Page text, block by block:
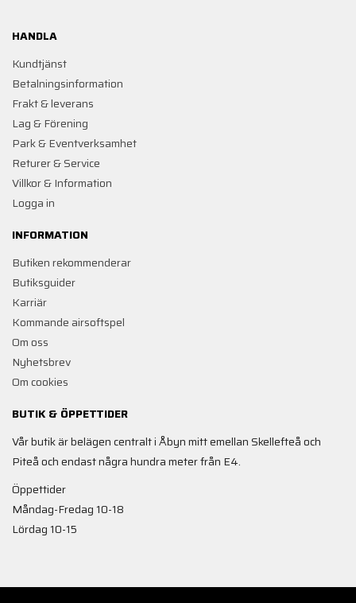
HANDLA
Kundtjänst
Betalningsinformation
Frakt & leverans
Lag & Förening
Park & Eventverksamhet
Returer & Service
Villkor & Information
Logga in
INFORMATION
Butiken rekommenderar
Butiksguider
Karriär
Kommande airsoftspel
Om oss
Nyhetsbrev
Om cookies
BUTIK & ÖPPETTIDER
Vår butik är belägen centralt i Åbyn mitt emellan Skellefteå och
Piteå och endast några hundra meter från E4.
Öppettider
Måndag-Fredag 10-18
Lördag 10-15